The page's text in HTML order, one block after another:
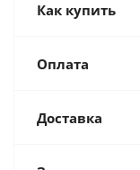
Как купить
Оплата
Доставка